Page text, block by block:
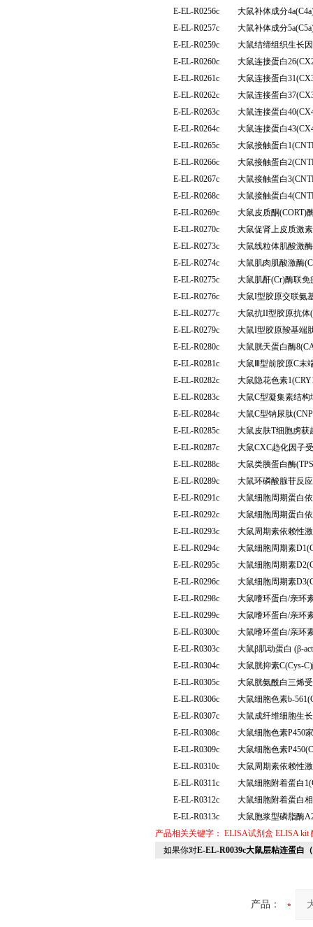
E-EL-R0256c
大鼠补体成分
E-EL-R0257c
大鼠补体成分
E-EL-R0259c
大鼠结缔组织生长
E-EL-R0260c
大鼠连接蛋白
E-EL-R0261c
大鼠连接蛋白
E-EL-R0262c
大鼠连接蛋白
E-EL-R0263c
大鼠连接蛋白
E-EL-R0264c
大鼠连接蛋白
E-EL-R0265c
大鼠接触蛋白
E-EL-R0266c
大鼠接触蛋白
E-EL-R0267c
大鼠接触蛋白
E-EL-R0268c
大鼠接触蛋白
E-EL-R0269c
大鼠皮质酮(CORT)
E-EL-R0270c
大鼠促肾上皮质激
E-EL-R0273c
大鼠线粒体肌酸激
E-EL-R0274c
大鼠肌肉肌酸激酶
E-EL-R0275c
大鼠肌酐(Cr)酶联
E-EL-R0276c
大鼠I型胶原交联氨
E-EL-R0277c
大鼠抗II型胶原抗体
E-EL-R0279c
大鼠I型胶原羧基端
E-EL-R0280c
大鼠胱天蛋白酶
E-EL-R0281c
大鼠Ⅲ型前胶原C末
E-EL-R0282c
大鼠隐花色素
E-EL-R0283c
大鼠C型凝集素结构
E-EL-R0284c
大鼠C型钠尿肽
E-EL-R0285c
大鼠皮肤T细胞虏获
E-EL-R0287c
大鼠CXC趋化因子
E-EL-R0288c
大鼠类胰蛋白酶
E-EL-R0289c
大鼠环磷酸腺苷反
E-EL-R0291c
大鼠细胞周期蛋白
E-EL-R0292c
大鼠细胞周期蛋白
E-EL-R0293c
大鼠周期素依赖性
E-EL-R0294c
大鼠细胞周期素
E-EL-R0295c
大鼠细胞周期素
E-EL-R0296c
大鼠细胞周期素
E-EL-R0298c
大鼠嗜环蛋白/亲环
E-EL-R0299c
大鼠嗜环蛋白/亲环
E-EL-R0300c
大鼠嗜环蛋白/亲环
E-EL-R0303c
大鼠β肌动蛋白 (β-
E-EL-R0304c
大鼠胱抑素C(Cys-
E-EL-R0305c
大鼠胱氨酰白三烯
E-EL-R0306c
大鼠细胞色素b-
E-EL-R0307c
大鼠成纤维细胞生
E-EL-R0308c
大鼠细胞色素P450
E-EL-R0309c
大鼠细胞色素
E-EL-R0310c
大鼠周期素依赖性
E-EL-R0311c
大鼠细胞附着蛋白
E-EL-R0312c
大鼠细胞附着蛋白
E-EL-R0313c
大鼠胞浆型磷脂酶
产品相关关键字： ELISA试剂盒 ELISA kit
如果你对E-EL-R0039c大鼠层粘连蛋白
产品：